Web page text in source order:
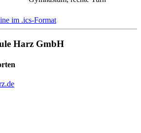
im .ics-Format
Harz GmbH